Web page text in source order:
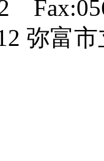
弥富